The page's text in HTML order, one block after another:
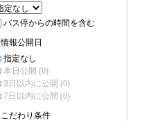
バス停からの時間を含む
情報公開日
指定なし
本日公開 (0)
3日以内に公開 (0)
7日以内に公開 (0)
こだわり条件